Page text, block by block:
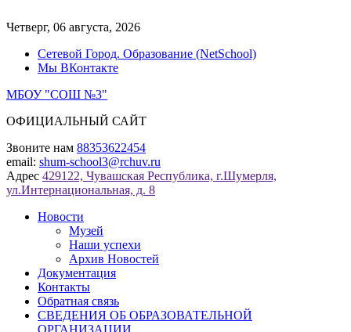
к
Четверг, 06 августа, 2026
Сетевой Город. Образование (NetSchool)
Мы ВКонтакте
МБОУ "СОШ №3"
ОФИЦИАЛЬНЫЙ САЙТ
Звоните нам 88353622454
email: shum-school3@rchuv.ru
Адрес 429122, Чувашская Республика, г.Шумерля,
ул.Интернациональная, д. 8
Новости
Музей
Наши успехи
Архив Новостей
Документация
Контакты
Обратная связь
СВЕДЕНИЯ ОБ ОБРАЗОВАТЕЛЬНОЙ
ОРГАНИЗАЦИИ